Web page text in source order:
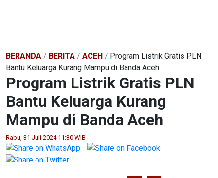
BERANDA / BERITA / ACEH / Program Listrik Gratis PLN
Bantu Keluarga Kurang Mampu di Banda Aceh
Program Listrik Gratis PLN
Bantu Keluarga Kurang
Mampu di Banda Aceh
Rabu, 31 Juli 2024 11:30 WIB